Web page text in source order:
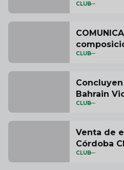
ESSMA
de
Victorious
CLUB
CLUB
Bahrain
Arcángel
CLUB
Venta de
Córdoba
CLUB